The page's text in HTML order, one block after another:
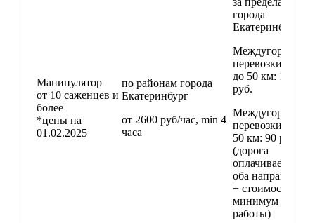
Манипулятор
от 10 саженцев и
более
*цены на
01.02.2025
по районам города
Екатеринбург
от 2600 руб/час, min 4
часа
города
Екатеринбург
Междугородние
перевозки
до 50 км: 18 000
руб.
Междугородние
перевозки
50 км: 90 руб./км
(дорога
оплачивается в
оба направления
+ стоимость
минимум 4
работы)